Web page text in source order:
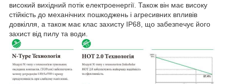
високий вихідний потік електроенергії. Також він має високу
стійкість до механічних пошкоджень і агресивних впливів
довкілля, а також має клас захисту IP68, що забезпечує його
захист від пилу та води.